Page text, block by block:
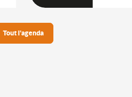
Tout l'agenda